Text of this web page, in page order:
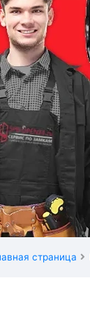
страница